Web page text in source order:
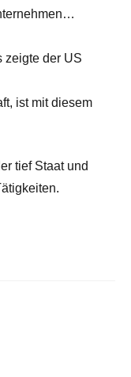
zeigte der US
ist mit diesem
tief Staat und